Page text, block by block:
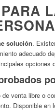
solución.
adecuado
opciones
de venta libre o
Disponible en